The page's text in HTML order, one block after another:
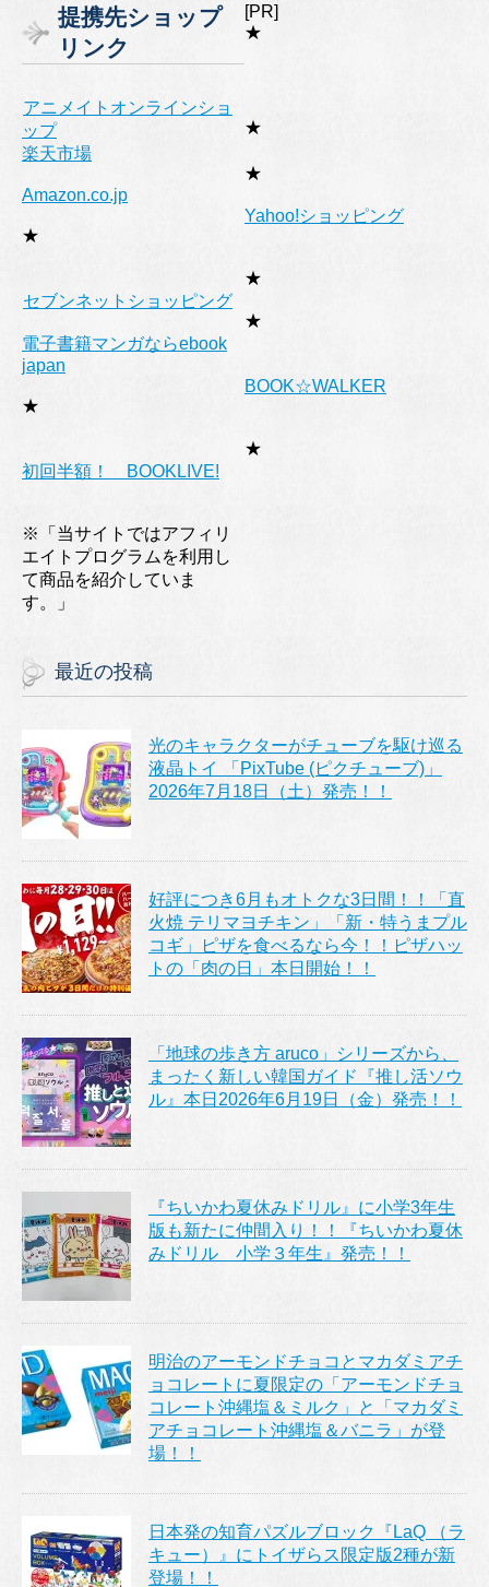
リ
ー
提携先ショップ
リンク
[PR]
★
アニメイトオンラインショ
ップ
★
楽天市場
★
Amazon.co.jp
★
Yahoo!ショッピング
★
セブンネットショッピング
★
電子書籍マンガならebook
japan
★
BOOK☆WALKER
★
初回半額！ BOOKLIVE!
※「当サイトではアフィリ
エイトプログラムを利用し
て商品を紹介していま
す。」
最近の投稿
光のキャラクターがチューブを駆け巡る
液晶トイ 「PixTube (ピクチューブ)」
2026年7月18日（土）発売！！
好評につき6月もオトクな3日間！！「直
火焼 テリマヨチキン」「新・特うまプル
コギ」ピザを食べるなら今！！ピザハッ
トの「肉の日」本日開始！！
「地球の歩き方 aruco」シリーズから、
まったく新しい韓国ガイド『推し活ソウ
ル』本日2026年6月19日（金）発売！！
『ちいかわ夏休みドリル』に小学3年生
版も新たに仲間入り！！『ちいかわ夏休
みドリル 小学３年生』発売！！
明治のアーモンドチョコとマカダミアチ
ョコレートに夏限定の「アーモンドチョ
コレート沖縄塩＆ミルク」と「マカダミ
アチョコレート沖縄塩＆バニラ」が登
場！！
日本発の知育パズルブロック『LaQ （ラ
キュー）』にトイザらス限定版2種が新
登場！！